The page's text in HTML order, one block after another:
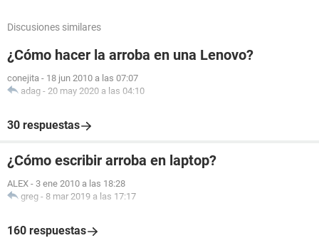
Discusiones similares
¿Cómo hacer la arroba en una Lenovo?
conejita - 18 jun 2010 a las 07:07
adag - 20 may 2020 a las 04:10
30 respuestas
¿Cómo escribir arroba en laptop?
ALEX - 3 ene 2010 a las 18:28
greg - 8 mar 2019 a las 17:17
160 respuestas